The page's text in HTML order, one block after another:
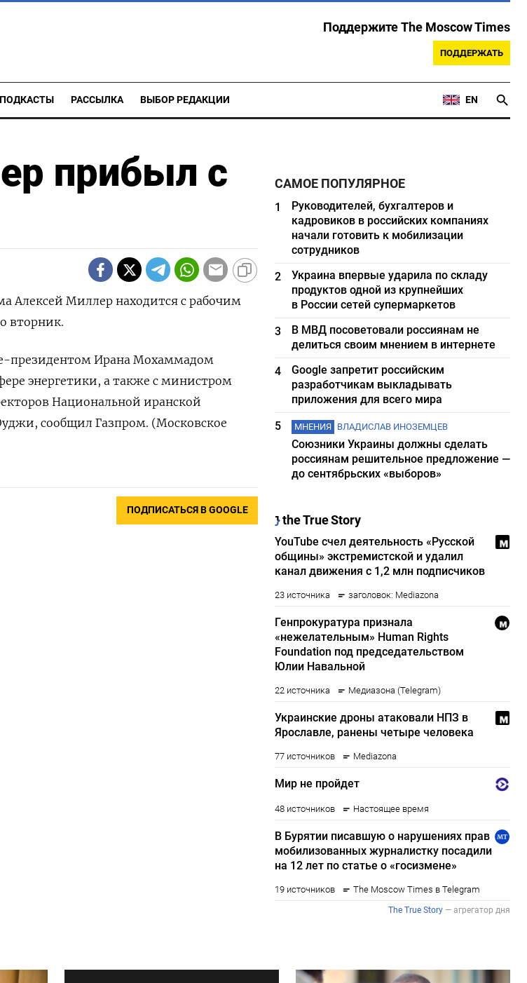
Поддержите The Moscow Times
ПОДДЕРЖАТЬ
ПОДКАСТЫ РАССЫЛКА ВЫБОР РЕДАКЦИИ EN
прибыл с
Алексей Миллер находится с рабочим
вторник.
президентом Ирана Мохаммадом
энергетики, а также с министром
Национальной иранской
сообщил Газпром. (Московское
ПОДПИСАТЬСЯ В GOOGLE
САМОЕ ПОПУЛЯРНОЕ
1
Руководителей, бухгалтеров и
кадровиков в российских компаниях
начали готовить к мобилизации
сотрудников
2
Украина впервые ударила по складу
продуктов одной из крупнейших
в России сетей супермаркетов
3
В МВД посоветовали россиянам не
делиться своим мнением в интернете
4
Google запретит российским
разработчикам выкладывать
приложения для всего мира
5
МНЕНИЯ ВЛАДИСЛАВ ИНОЗЕМЦЕВ
Союзники Украины должны сделать
россиянам решительное предложение —
до сентябрьских «выборов»